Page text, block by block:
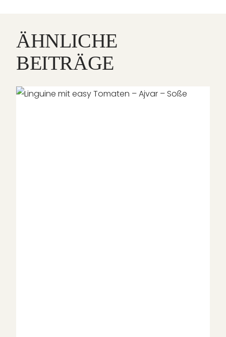
ÄHNLICHE
BEITRÄGE